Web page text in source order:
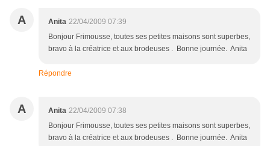
A Anita 22/04/2009 07:39
Bonjour Frimousse, toutes ses petites maisons sont superbes,
bravo à la créatrice et aux brodeuses . Bonne journée. Anita
Répondre
A Anita 22/04/2009 07:38
Bonjour Frimousse, toutes ses petites maisons sont superbes,
bravo à la créatrice et aux brodeuses . Bonne journée. Anita